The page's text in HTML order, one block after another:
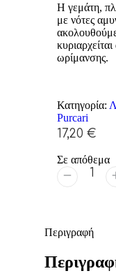
Η γεμάτη,
με νότες
ωρίμανσης.
Κατηγορία:
Purcari
17,20 €
Σε απόθεμα
Περιγραφή